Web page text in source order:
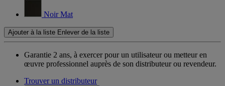
Noir Mat
Ajouter à la liste Enlever de la liste
Garantie 2 ans, à exercer pour un utilisateur ou metteur en
œuvre professionnel auprès de son distributeur ou revendeur.
Trouver un distributeur